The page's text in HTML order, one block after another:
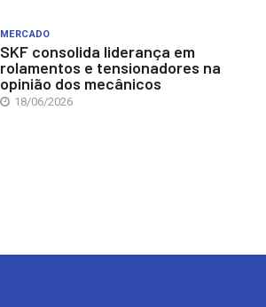
MERCADO
SKF consolida liderança em
rolamentos e tensionadores na
opinião dos mecânicos
18/06/2026